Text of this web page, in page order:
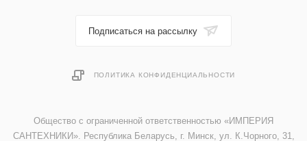
Подписаться на рассылку
ПОЛИТИКА КОНФИДЕНЦИАЛЬНОСТИ
Общество с ограниченной ответственностью «ИМПЕРИЯ
САНТЕХНИКИ». Республика Беларусь, г. Минск, ул. К.Чорного, 31,